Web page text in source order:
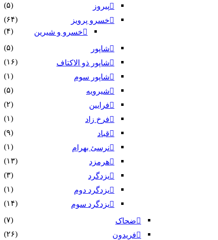
پیروز
(۵)
خسرو پرویز
(۶۴)
خسرو و شیرین
(۴)
شاپور
(۵)
شاپور ذو الاکتاف
(۱۶)
شاپور سوم‏
(۱)
شیرویه
(۵)
فرایین
(۲)
فرخ زاد
(۱)
قباد
(۹)
نرسئ بهرام‏
(۱)
هرمزد
(۱۳)
یزدگرد
(۳)
یزدگرد دوم
(۱)
یزدگرد سوم
(۱۴)
ضحاک
(۷)
فریدون
(۲۶)